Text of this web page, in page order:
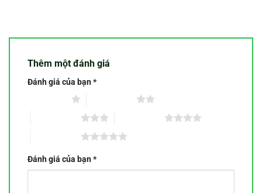
Thêm một đánh giá
Đánh giá của bạn*
Đánh giá của bạn*